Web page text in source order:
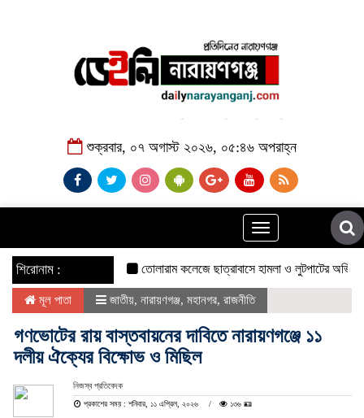
শুক্রবার, ০৭ অগাস্ট ২০২৬, ০৫:৪৬ অপরাহ্ন
Toggle
navigation
শিরোনাম : তোলারাম কলেজে ছাত্রাবাসে হামলা ও লুটপাটের অভিযোগ
মূল পাতা জাতীয়, নারায়ণগঞ্জ, মহানগর, রাজনীতি
গণভোটের রায় বাস্তবায়নের দাবিতে নারায়ণগঞ্জে ১১
দলীয় ঐক্যের বিক্ষোভ ও মিছিল
নিজস্ব প্রতিবেদক
প্রকাশের সময় : শনিবার, ১১ এপ্রিল, ২০২৬ ১৩৬ 🪪